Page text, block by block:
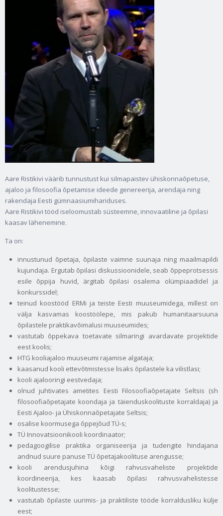
Aare Ristikivi väärib tunnustust kui silmapaistev ühiskonnaõpetuse,
ajaloo ja filosoofia õpetamise ideede genereerija, arendaja ning
rakendaja Eesti gümnaasiumihariduses.
Aare Ristikivi tööd iseloomustab süsteemne, innovaatiline ja õpilasi
kaasav lähenemine.
Ta on:
innustunud õpetaja, õpilaste vaimne suunaja ning maailmapildi
kujundaja. Ergutab õpilasi diskussioonidele, seab õppeprotsessis
esile õppija huvid, ärgitab õpilasi osalema olümpiaadidel ja
konkurssidel;
teinud koostööd ERMi ja teiste Eesti muuseumidega, millest on
välja kasvamas koostöölepe, mis pakub humanitaarsuuna
õpilastele praktikavõimalusi muuseumides;
vastutab õppekava toetavate silmaringi avardavate projektide
eest koolis;
HTG kooliajaloo muuseumi rajamise algataja;
kaasanud kooli ettevõtmistesse lisaks õpilastele ka vilistlasi;
kooli ajalooringi eestvedaja;
olnud juhtivates ametites Eesti Filosoofiaõpetajate Seltsis (sh
filosoofiaõpetajate koondaja ja täienduskoolituste korraldaja) ja
Eesti Ajaloo- ja Ühiskonnaõpetajate Seltsis;
osalise koormusega õppejõud TÜ-s;
TÜ Innovatsioonikooli koordinaator;
pedagoogilise praktika organiseerija ja tudengite hindajana
andnud suure panuse TÜ õpetajakoolituse arengusse;
kooli arendusjuhina kõigi rahvusvaheliste projektide
koordineerija, kes kaasab õpilasi rahvusvahelistesse
koolitustesse;
vastutab õpilaste uurimis- ja praktiliste tööde korraldusliku külje
eest;